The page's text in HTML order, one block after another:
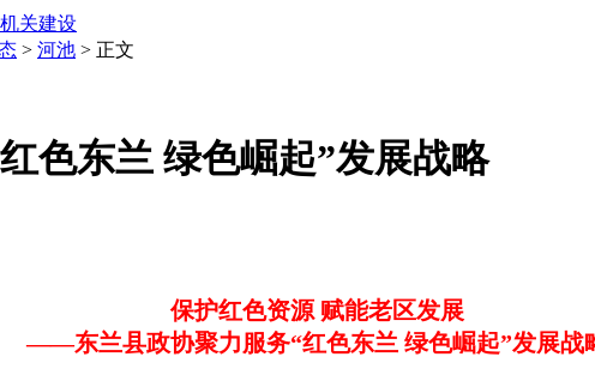
机关建设
> 河池 > 正文
色东兰 绿色崛起”发展战略
保护红色资源 赋能老区发展
——东兰县政协聚力服务“红色东兰 绿色崛起”发展战